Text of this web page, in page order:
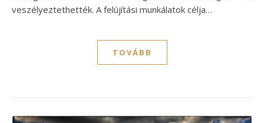
veszélyeztethették. A felújítási munkálatok célja…
TOVÁBB